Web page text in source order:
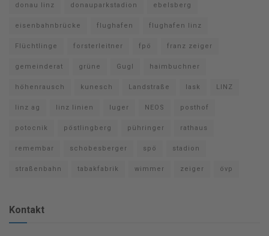
donau linz donauparkstadion ebelsberg
eisenbahnbrücke flughafen flughafen linz
Flüchtlinge forsterleitner fpö franz zeiger
gemeinderat grüne Gugl haimbuchner
höhenrausch kunesch Landstraße lask LINZ
linz ag linz linien luger NEOS posthof
potocnik pöstlingberg pühringer rathaus
remembar schobesberger spö stadion
straßenbahn tabakfabrik wimmer zeiger övp
Kontakt